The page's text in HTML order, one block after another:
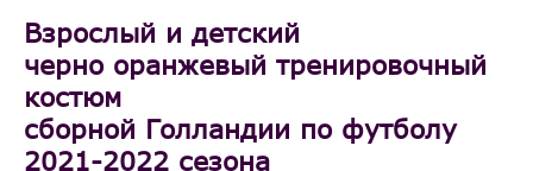
Взрослый и детский
черно оранжевый тренировочный
костюм
сборной Голландии по футболу
2021-2022 сезона